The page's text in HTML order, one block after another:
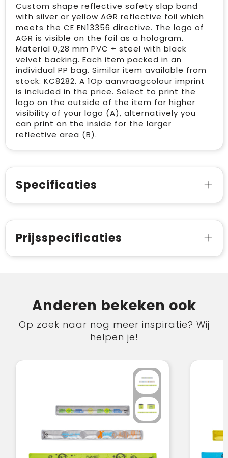
Custom shape reflective safety slap band
with silver or yellow AGR reflective foil which
meets the CE EN13356 directive. The logo of
AGR is visible on the foil as a hologram.
Material 0,28 mm PVC + steel with black
velvet backing. Each item packed in an
individual PP bag. Similar item available from
stock: KC8282. A 1Op aanvraagcolour imprint
is included in the price. Select to print the
logo on the outside of the item for higher
visibility of your logo (A), alternatively you
can print on the inside for the larger
reflective area (B).
Specificaties
Prijsspecificaties
Anderen bekeken ook
Op zoek naar nog meer inspiratie? Wij
helpen je!